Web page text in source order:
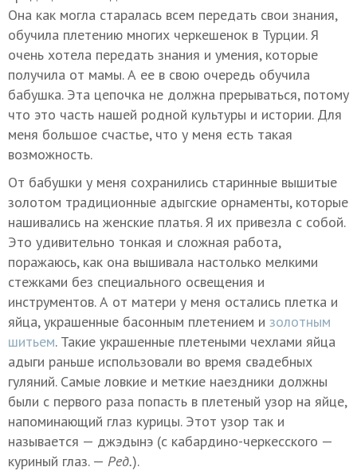
Она как могла старалась всем передать свои знания,
обучила плетению многих черкешенок в Турции. Я
очень хотела передать знания и умения, которые
получила от мамы. А ее в свою очередь обучила
бабушка. Эта цепочка не должна прерываться, потому
что это часть нашей родной культуры и истории. Для
меня большое счастье, что у меня есть такая
возможность.
От бабушки у меня сохранились старинные вышитые
золотом традиционные адыгские орнаменты, которые
нашивались на женские платья. Я их привезла с собой.
Это удивительно тонкая и сложная работа,
поражаюсь, как она вышивала настолько мелкими
стежками без специального освещения и
инструментов. А от матери у меня остались плетка и
яйца, украшенные басонным плетением и золотным
шитьем. Такие украшенные плетеными чехлами яйца
адыги раньше использовали во время свадебных
гуляний. Самые ловкие и меткие наездники должны
были с первого раза попасть в плетеный узор на яйце,
напоминающий глаз курицы. Этот узор так и
называется — джэдынэ (с кабардино-черкесского —
куриный глаз. — Ред.).